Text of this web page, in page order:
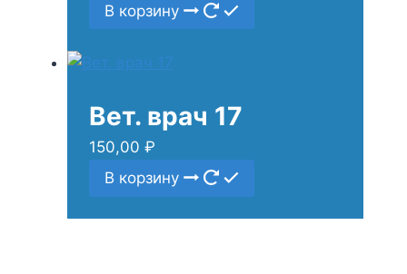
В корзину
Вет. врач 17
150,00 ₽
В корзину